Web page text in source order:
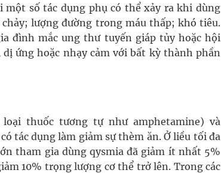
số tác dụng phụ có thể xảy ra khi dùng
lượng đường trong máu thấp; khó tiêu.
đình mắc ung thư tuyến giáp tủy hoặc hội
ứng hoặc nhạy cảm với bất kỳ thành phần
thuốc tương tự như amphetamine) và
tác dụng làm giảm sự thèm ăn. Ở liều tối đa
tham gia dùng qysmia đã giảm ít nhất 5%
10% trọng lượng cơ thể trở lên. Trong các